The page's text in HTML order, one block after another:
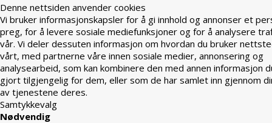
Denne nettsiden anvender cookies
Vi bruker informasjonskapsler for å gi innhold og annonser et
preg, for å levere sosiale mediefunksjoner og for å analysere
vår. Vi deler dessuten informasjon om hvordan du bruker
vårt, med partnerne våre innen sosiale medier, annonsering og
analysearbeid, som kan kombinere den med annen informasjon
gjort tilgjengelig for dem, eller som de har samlet inn gjennom
av tjenestene deres.
Samtykkevalg
Nødvendig